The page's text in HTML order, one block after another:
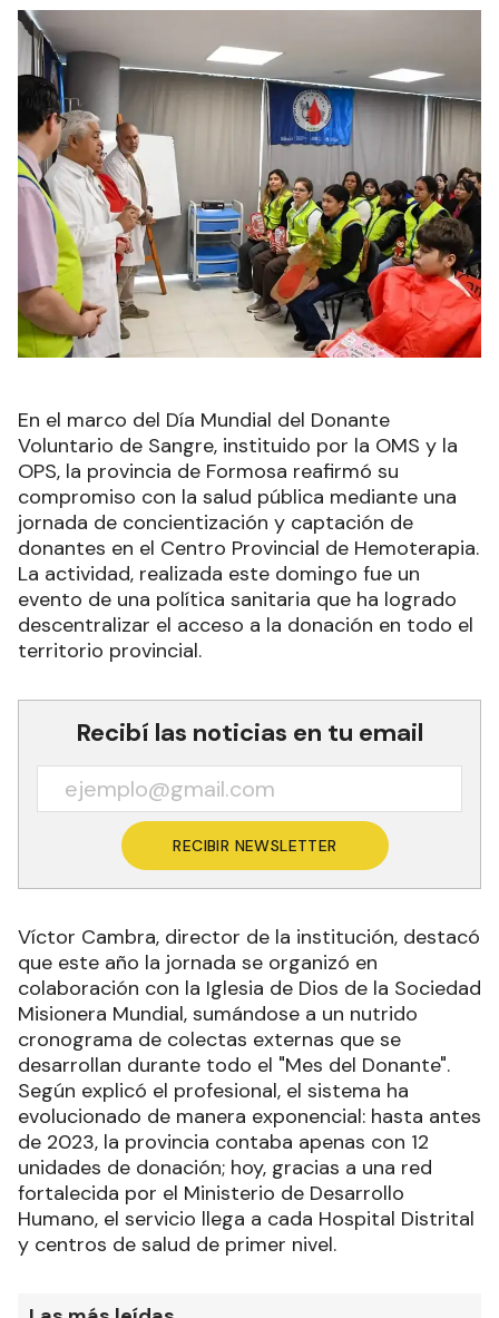
En el marco del Día Mundial del Donante
Voluntario de Sangre, instituido por la OMS y la
OPS, la provincia de Formosa reafirmó su
compromiso con la salud pública mediante una
jornada de concientización y captación de
donantes en el Centro Provincial de Hemoterapia.
La actividad, realizada este domingo fue un
evento de una política sanitaria que ha logrado
descentralizar el acceso a la donación en todo el
territorio provincial.
Recibí las noticias en tu email
RECIBIR NEWSLETTER
Víctor Cambra, director de la institución, destacó
que este año la jornada se organizó en
colaboración con la Iglesia de Dios de la Sociedad
Misionera Mundial, sumándose a un nutrido
cronograma de colectas externas que se
desarrollan durante todo el "Mes del Donante".
Según explicó el profesional, el sistema ha
evolucionado de manera exponencial: hasta antes
de 2023, la provincia contaba apenas con 12
unidades de donación; hoy, gracias a una red
fortalecida por el Ministerio de Desarrollo
Humano, el servicio llega a cada Hospital Distrital
y centros de salud de primer nivel.